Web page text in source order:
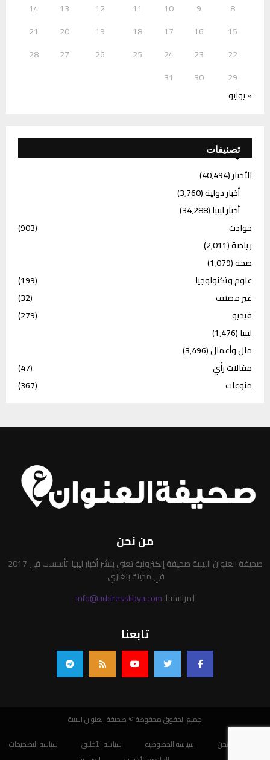
8
9
10
11
12
13
14
15
16
17
18
19
20
21
22
23
24
25
26
27
28
29
30
31
« يوليو
تصنيفات
الأخبار(40٬494)
أخبار دولية(3٬760)
أخبار ليبيا(34٬288)
حوادث
(903)
رياضة(2٬011)
صحة(1٬079)
علوم وتكنولوجيا
(199)
غير مصنف
(32)
فيديو
(279)
ليبيا(1٬476)
مال وأعمال(3٬496)
مقالات رأي
(47)
منوعات
(367)
من نحن
صحيفة العنوان الليبية صحيفة إلكترونية تعني بنشر أخبار ليبيا. تأسست في 2017
في مدينة بنغازي.
لمراسلتنا:info@addresslibya.com
تابعنا
جميع الحقوق محفوظة © صحيفة العنوان الليبية
من نحن
سياسة الخصوصية سياسة الأخلاق
سياسة التصحيحات